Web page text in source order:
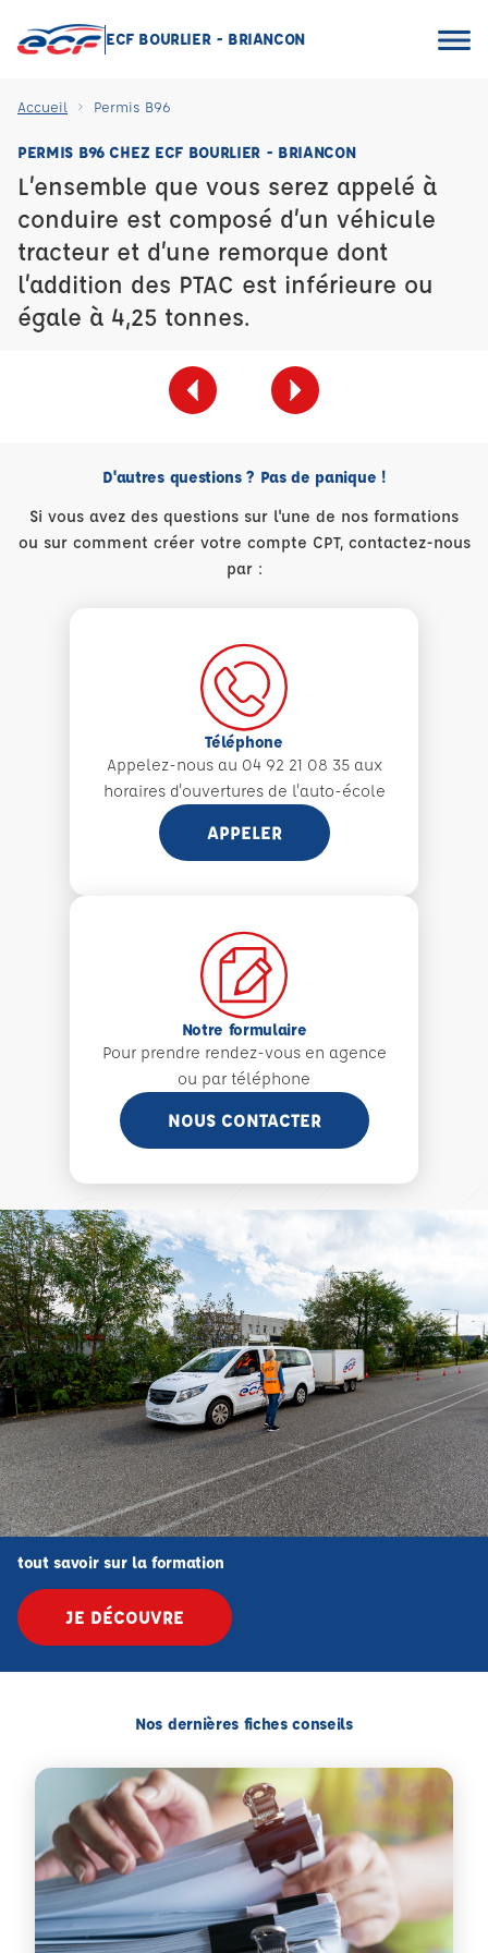
ECF BOURLIER - BRIANCON
Accueil Permis B96
PERMIS B96 CHEZ ECF BOURLIER - BRIANCON
L’ensemble que vous serez appelé à
conduire est composé d’un véhicule
tracteur et d’une remorque dont
l’addition des PTAC est inférieure ou
égale à 4,25 tonnes.
D'autres questions ? Pas de panique !
Si vous avez des questions sur l'une de nos formations
ou sur comment créer votre compte CPT, contactez-nous
par :
Téléphone
Appelez-nous au 04 92 21 08 35 aux
horaires d'ouvertures de l'auto-école
APPELER
Notre formulaire
Pour prendre rendez-vous en agence
ou par téléphone
NOUS CONTACTER
tout savoir sur la formation
JE DÉCOUVRE
Nos dernières fiches conseils